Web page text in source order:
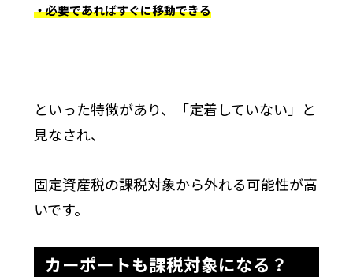
・必要であればすぐに移動できる
といった特徴があり、「定着していない」と
見なされ、
固定資産税の課税対象から外れる可能性が高
いです。
カーポートも課税対象になる？